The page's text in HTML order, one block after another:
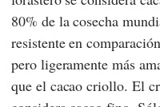
80% de la cosecha
resistente en
pero ligeramente más
que el cacao criollo. El